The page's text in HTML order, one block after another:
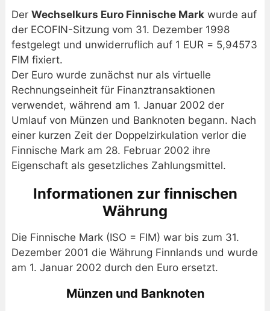
Der Wechselkurs Euro Finnische Markwurde auf
der ECOFIN-Sitzung vom 31. Dezember 1998
festgelegt und unwiderruflich auf 1 EUR = 5,94573
FIM fixiert.
Der Euro wurde zunächst nur als virtuelle
Rechnungseinheit für Finanztransaktionen
verwendet, während am 1. Januar 2002 der
Umlauf von Münzen und Banknoten begann. Nach
einer kurzen Zeit der Doppelzirkulation verlor die
Finnische Mark am 28. Februar 2002 ihre
Eigenschaft als gesetzliches Zahlungsmittel.
Informationen zur finnischen
Währung
Die Finnische Mark (ISO = FIM) war bis zum 31.
Dezember 2001 die Währung Finnlands und wurde
am 1. Januar 2002 durch den Euro ersetzt.
Münzen und Banknoten